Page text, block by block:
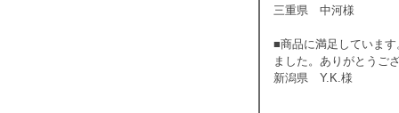
三重県 中河様
■商品に満足していま
ました。ありがとうご
新潟県 Y.K.様